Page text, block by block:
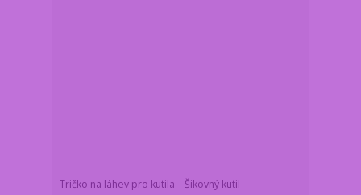
Tričko na láhev pro kutila – Šikovný kutil